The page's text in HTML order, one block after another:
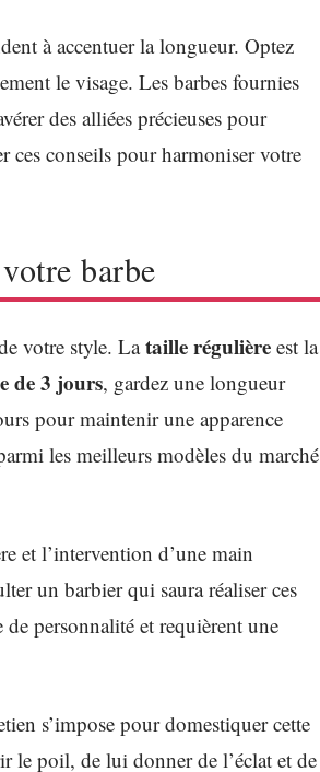
à accentuer la longueur. Optez
le visage. Les barbes fournies
des alliées précieuses pour
ces conseils pour harmoniser votre
barbe
votre style. Lataille régulière est la
de 3 jours, gardez une longueur
pour maintenir une apparence
les meilleurs modèles du marché
et l’intervention d’une main
un barbier qui saura réaliser ces
personnalité et requièrent une
s’impose pour domestiquer cette
le poil, de lui donner de l’éclat et de